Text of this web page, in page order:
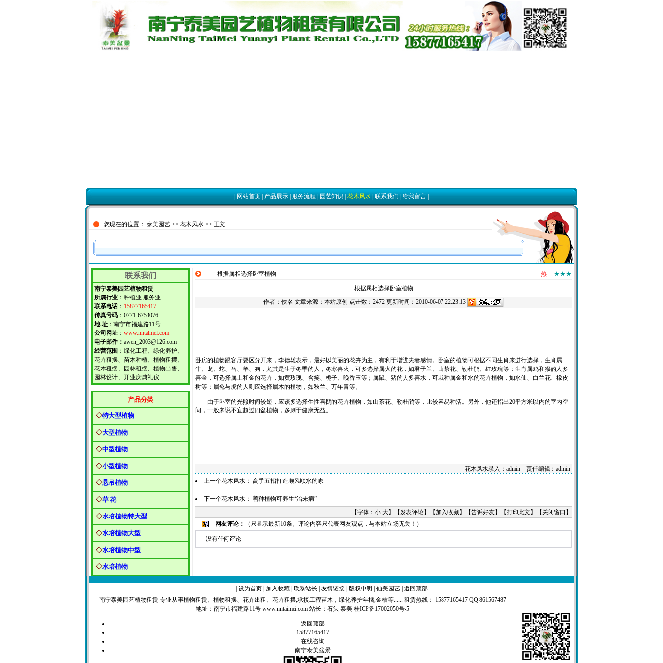
|网站首页|产品展示|服务流程|园艺知识|花木风水|联系我们|给我留言|
您现在的位置： 泰美园艺 >> 花木风水 >> 正文
联系我们
南宁泰美园艺植物租赁
所属行业 ：种植业 服务业
联系电话： 15877165417
传真号码 ：0771-6753076
地 址 ：南宁市福建路11号
公司网址 ： www.nntaimei.com
电子邮件： awen_2003@126.com
经营范围 ：绿化工程、绿化养护、
花卉租摆、苗木种植、植物租摆、
花木租摆、园林租摆、植物出售、
园林设计、开业庆典礼仪
产品分类
◇特大型植物
◇大型植物
◇中型植物
◇小型植物
◇悬吊植物
◇草 花
◇水培植物特大型
◇水培植物大型
◇水培植物中型
◇水培植物
根据属相选择卧室植物 热 ★★★
根据属相选择卧室植物
作者：佚名 文章来源：本站原创 点击数：2472 更新时间：2010-06-07 22:23:13
卧房的植物跟客厅要区分开来，李德雄表示，最好以美丽的花卉为主，有利于增进夫妻感情。卧室的植物可根据不同生肖来进行选择，生肖属
牛、龙、蛇、马、羊、狗，尤其是生于冬季的人，冬寒喜火，可多选择属火的花，如君子兰、山茶花、勒杜鹃、红玫瑰等；生肖属鸡和猴的人多
喜金，可选择属土和金的花卉，如黄玫瑰、含笑、栀子、晚香玉等；属鼠、猪的人多喜水，可栽种属金和水的花卉植物，如水仙、白兰花、橡皮
树等；属兔与虎的人则应选择属木的植物，如秋兰、万年青等。
由于卧室的光照时间较短，应该多选择生性喜阴的花卉植物，如山茶花、勒杜鹃等，比较容易种活。另外，他还指出20平方米以内的室内空
间，一般来说不宜超过四盆植物，多则于健康无益。
花木风水录入：admin 责任编辑：admin
上一个花木风水： 高手五招打造顺风顺水的家
下一个花木风水： 善种植物可养生“治未病”
【字体： 小 大】【发表评论】【加入收藏】【告诉好友】【打印此文 】【 关闭窗口 】
网友评论：
（只显示最新10条。评论内容只代表网友观点，与本站立场无关！）
没有任何评论
设为首页| 加入收藏| 联系站长 友情链接| 版权申明 仙美园艺| 返回顶部
南宁泰美园艺植物租赁 专业从事植物租赁、植物租摆、花卉出租、花卉租摆,承接工程苗木，绿化养护年橘,金桔等...... 租赁热线： 15877165417 QQ:861567487
地址：南宁市福建路11号 www.nntaimei.com 站长： 石头 泰美 桂ICP备17002050号-5
返回顶部
15877165417
在线咨询
南宁泰美盆景